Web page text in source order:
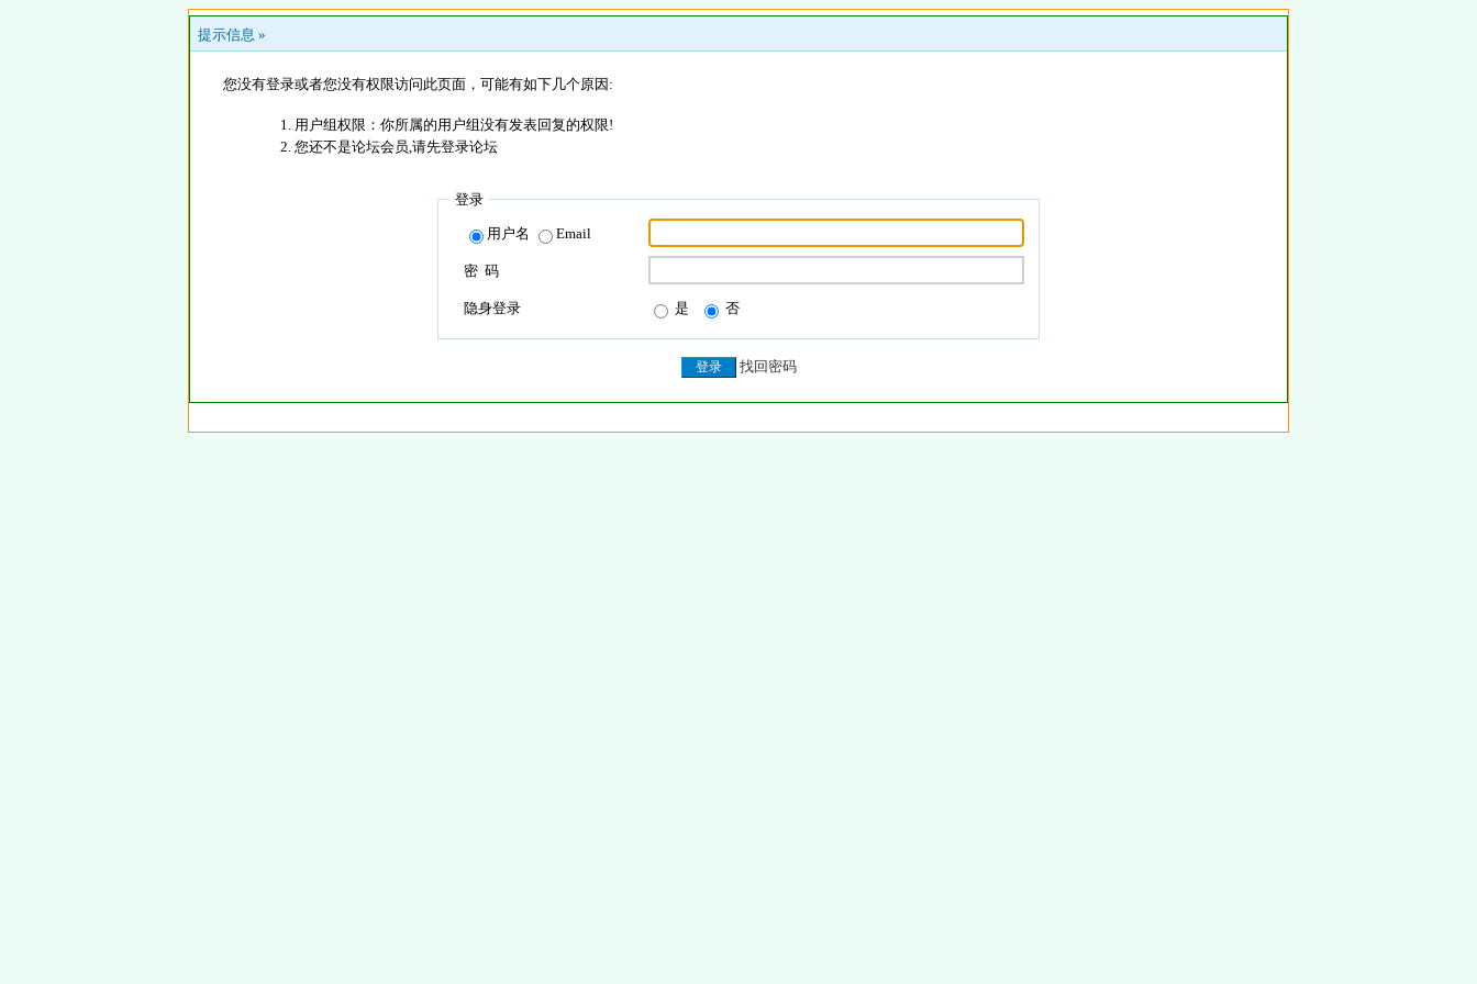
提示信息 »
您没有登录或者您没有权限访问此页面，可能有如下几个原因:
用户组权限：你所属的用户组没有发表回复的权限!
您还不是论坛会员,请先登录论坛
登录
用户名 Email
密 码
隐身登录 是 否
找回密码